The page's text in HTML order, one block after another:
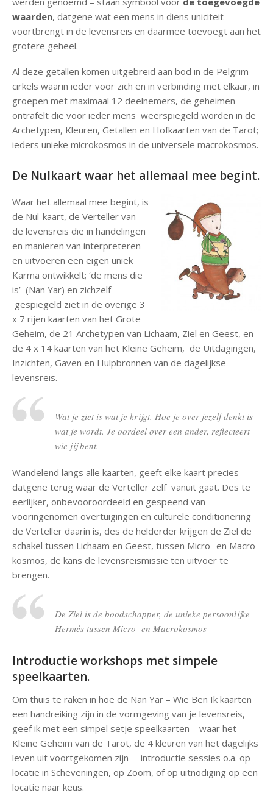
waarden, datgene wat een mens in diens uniciteit
voortbrengt in de levensreis en daarmee toevoegt aan het
grotere geheel.
Al deze getallen komen uitgebreid aan bod in de Pelgrim
cirkels waarin ieder voor zich en in verbinding met elkaar, in
groepen met maximaal 12 deelnemers, de geheimen
ontrafelt die voor ieder mens weerspiegeld worden in de
Archetypen, Kleuren, Getallen en Hofkaarten van de Tarot;
ieders unieke microkosmos in de universele macrokosmos.
De Nulkaart waar het allemaal mee begint.
Waar het allemaal mee begint, is
de Nul-kaart, de Verteller van
de levensreis die in handelingen
en manieren van interpreteren
en uitvoeren een eigen uniek
Karma ontwikkelt; ‘de mens die
is’ (Nan Yar) en zichzelf
gespiegeld ziet in de overige 3
x 7 rijen kaarten van het Grote
Geheim, de 21 Archetypen van Lichaam, Ziel en Geest, en
de 4 x 14 kaarten van het Kleine Geheim, de Uitdagingen,
Inzichten, Gaven en Hulpbronnen van de dagelijkse
levensreis.
Wat je ziet is wat je krijgt. Hoe je over jezelf denkt is
wat je wordt. Je oordeel over een ander, reflecteert
wie jij bent.
Wandelend langs alle kaarten, geeft elke kaart precies
datgene terug waar de Verteller zelf vanuit gaat. Des te
eerlijker, onbevooroordeeld en gespeend van
vooringenomen overtuigingen en culturele conditionering
de Verteller daarin is, des de helderder krijgen de Ziel de
schakel tussen Lichaam en Geest, tussen Micro- en Macro
kosmos, de kans de levensreismissie ten uitvoer te
brengen.
De Ziel is de boodschapper, de unieke persoonlijke
Hermés tussen Micro- en Macrokosmos
Introductie workshops met simpele
speelkaarten.
Om thuis te raken in hoe de Nan Yar – Wie Ben Ik kaarten
een handreiking zijn in de vormgeving van je levensreis,
geef ik met een simpel setje speelkaarten – waar het
Kleine Geheim van de Tarot, de 4 kleuren van het dagelijks
leven uit voortgekomen zijn – introductie sessies o.a. op
locatie in Scheveningen, op Zoom, of op uitnodiging op een
locatie naar keus.